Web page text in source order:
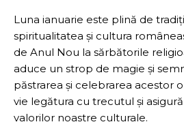
Luna ianuarie este plină de
spiritualitatea și cultura
de Anul Nou la sărbătorile
aduce un strop de magie și
păstrarea și celebrarea acestor
vie legătura cu trecutul și
valorilor noastre culturale.